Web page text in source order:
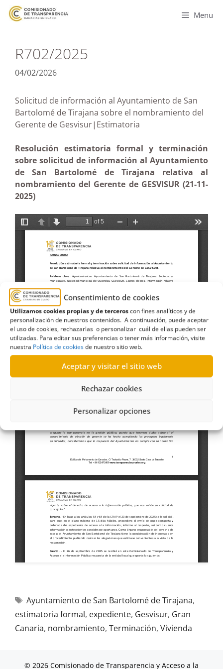
Consentimiento de cookies
Utilizamos cookies propias y de terceroscon fines analíticos y de
personalización de nuestros contenidos. A continuación, puede aceptar
el uso de cookies, rechazarlas o personalizar cuál de ellas pueden ser
utilizadas. Para editar sus preferencias o tener más información, visite
nuestra Política de cookiesde nuestro sitio web.
Aceptar y visitar el sitio web
Rechazar cookies
Personalizar opciones
Menu
R702/2025
04/02/2026
Solicitud de información al Ayuntamiento de San
Bartolomé de Tirajana sobre el nombramiento del
Gerente de Gesvisur|Estimatoria
Resolución estimatoria formal y terminación
sobre solicitud de información al Ayuntamiento
de San Bartolomé de Tirajana relativa al
nombramiento del Gerente de GESVISUR (21-11-
2025)
Ayuntamiento de San Bartolomé de Tirajana,
estimatoria formal, expediente, Gesvisur, Gran
Canaria, nombramiento, Terminación, Vivienda
© 2026 Comisionado de Transparencia y Acceso a la